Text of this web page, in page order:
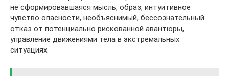
не сформировавшаяся мысль, образ, интуитивное
чувство опасности, необъяснимый, бессознательный
отказ от потенциально рискованной авантюры,
управление движениями тела в экстремальных
ситуациях.